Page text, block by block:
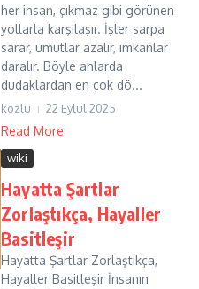
her insan, çıkmaz gibi görünen
yollarla karşılaşır. İşler sarpa
sarar, umutlar azalır, imkanlar
daralır. Böyle anlarda
dudaklardan en çok dö...
kozlu 22 Eylül 2025
Read More
wiki
Hayatta Şartlar
Zorlaştıkça, Hayaller
Basitleşir
Hayatta Şartlar Zorlaştıkça,
Hayaller Basitleşir İnsanın